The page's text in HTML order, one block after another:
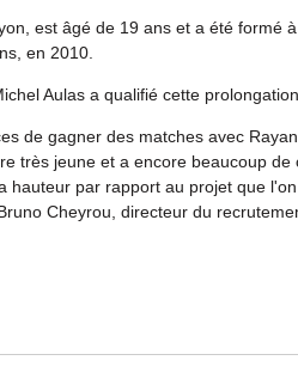
est âgé de 19 ans et a été formé
en 2010.
Aulas a qualifié cette
de gagner des matches avec
très jeune et a encore beaucoup
hauteur par rapport au projet que
Cheyrou, directeur du